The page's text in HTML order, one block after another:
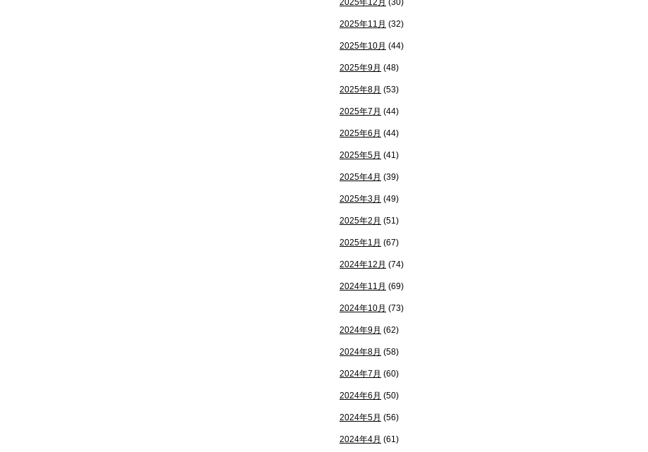
2025年12月 (30)
2025年11月 (32)
2025年10月 (44)
2025年9月 (48)
2025年8月 (53)
2025年7月 (44)
2025年6月 (44)
2025年5月 (41)
2025年4月 (39)
2025年3月 (49)
2025年2月 (51)
2025年1月 (67)
2024年12月 (74)
2024年11月 (69)
2024年10月 (73)
2024年9月 (62)
2024年8月 (58)
2024年7月 (60)
2024年6月 (50)
2024年5月 (56)
2024年4月 (61)